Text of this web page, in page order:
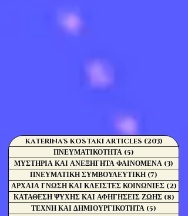
KATERINA'S KOSTAKI ARTICLES (203) 203
ΠΝΕΥΜΑΤΙΚΟΤΗΤΑ (5)
ΜΥΣΤΗΡΙΑ ΚΑΙ ΑΝΕΞΗΓΗΤΑ ΦΑΙΝΟΜΕΝΑ (3)
ΠΝΕΥΜΑΤΙΚΗ ΣΥΜΒΟΥΛΕΥΤΙΚΗ (7)
ΑΡΧΑΙΑ ΓΝΩΣΗ ΚΑΙ ΚΛΕΙΣΤΕΣ ΚΟΙΝΩΝΙΕΣ (2)
ΚΑΤΑΘΕΣΗ ΨΥΧΗΣ ΚΑΙ ΑΦΗΓΗΣΕΙΣ ΖΩΗΣ (8)
ΤΕΧΝΗ ΚΑΙ ΔΗΜΙΟΥΡΓΙΚΟΤΗΤΑ (5)